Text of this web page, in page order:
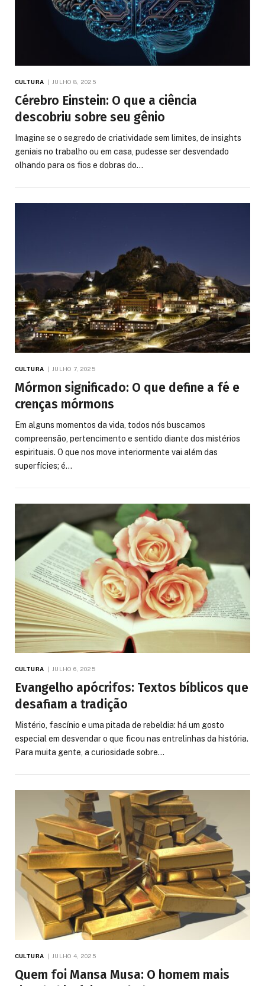
CULTURA JULHO 8, 2025
Cérebro Einstein: O que a ciência
descobriu sobre seu gênio
Imagine se o segredo de criatividade sem limites, de insights
geniais no trabalho ou em casa, pudesse ser desvendado
olhando para os fios e dobras do…
CULTURA JULHO 7, 2025
Mórmon significado: O que define a fé e
crenças mórmons
Em alguns momentos da vida, todos nós buscamos
compreensão, pertencimento e sentido diante dos mistérios
espirituais. O que nos move interiormente vai além das
superfícies; é…
CULTURA JULHO 6, 2025
Evangelho apócrifos: Textos bíblicos que
desafiam a tradição
Mistério, fascínio e uma pitada de rebeldia: há um gosto
especial em desvendar o que ficou nas entrelinhas da história.
Para muita gente, a curiosidade sobre…
CULTURA JULHO 4, 2025
Quem foi Mansa Musa: O homem mais